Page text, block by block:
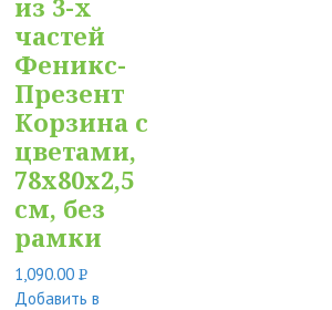
из 3-х
частей
Феникс-
Презент
Корзина с
цветами,
78x80x2,5
см, без
рамки
1,090.00Р
УБ.
Добавить в